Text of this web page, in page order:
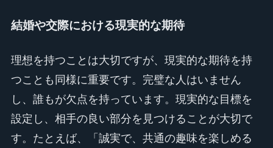
結婚や交際における現実的な期待
理想を持つことは大切ですが、現実的な期待を持
つことも同様に重要です。完璧な人はいません
し、誰もが欠点を持っています。現実的な目標を
設定し、相手の良い部分を見つけることが大切で
す。たとえば、「誠実で、共通の趣味を楽しめる